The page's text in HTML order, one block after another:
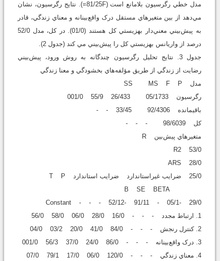
مدل خطي رگرسيون بلامانع است (81/25F=). نتايج رگرسيون، نشان
مي‌دهد از بين متغيرهاي مستقل درک واقع‌بينانه و معناي زندگي، قادر
به پيش‌بيني معني‌دار بهزيستي کل هستند (01/0). در کل، مدل 52/0
درصد از واريانس بهزيستي کل را پيش‌بيني مي کند (جدول 2).
جدول 3. نتايج تحليل رگرسيون چندگانه به روش ورود، پيش‌بيني
رضايت از زندگي از طريق مؤلفه‌هاي بخشودگي و معنا زندگي
مدل SS MS F P
رگرسيون 05/1733 26/433 55/9 001/0
باقيمانده 92/4306 33/45 - -
کل 98/6039 - - -
متغيرهاي پيش‌بين R
53/0 R2
28/0 ARS
25/0 ضرايب غيراستاندارد ضرايب استاندارد T P
Constant - - - 52/12- 91/11 - 05/1- 29/0
1. ارتباط مجدد - - - 16/0 28/0 06/0 58/0 56/0
2. کنترل رنجش - - - 84/0 41/0 20/0 03/2 04/0
3. درک واقع‌بينانه - - - 86/0 24/0 37/0 56/3 001/0
4. معناي زندگي - - - 120/0 06/0 17/0 79/1 07/0